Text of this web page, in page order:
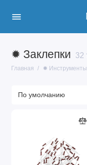
✹ Заклепки 32
Главная ✹ Инструменты